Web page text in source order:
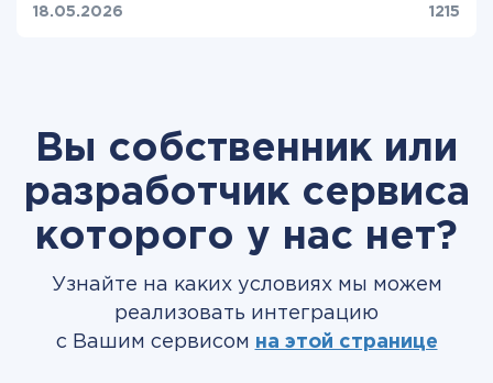
18.05.2026 1215
Вы собственник или
разработчик сервиса
которого у нас нет?
Узнайте на каких условиях мы можем
реализовать интеграцию
с Вашим сервисом на этой странице